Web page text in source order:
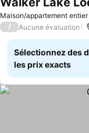
Maison/appartement entier
Consulter les prix
/ Aucune évaluation
Sélectionnez des
les prix exacts